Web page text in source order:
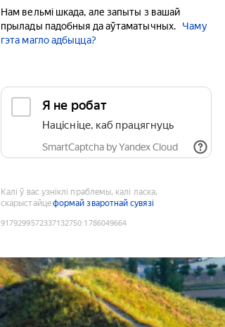
Нам вельмі шкада, але запыты з вашай
прылады падобныя да аўтаматычных.
Чаму
гэта магло адбыцца?
Я не робат
Націсніце, каб працягнуць
SmartCaptcha by Yandex Cloud
Калі ў вас узніклі праблемы, калі ласка,
скарыстайцеформай зваротнай сувязі
9179299572337132750:1786049664